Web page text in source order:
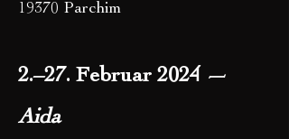
19370 Parchim
2.–27. Februar 2024 —
Aida